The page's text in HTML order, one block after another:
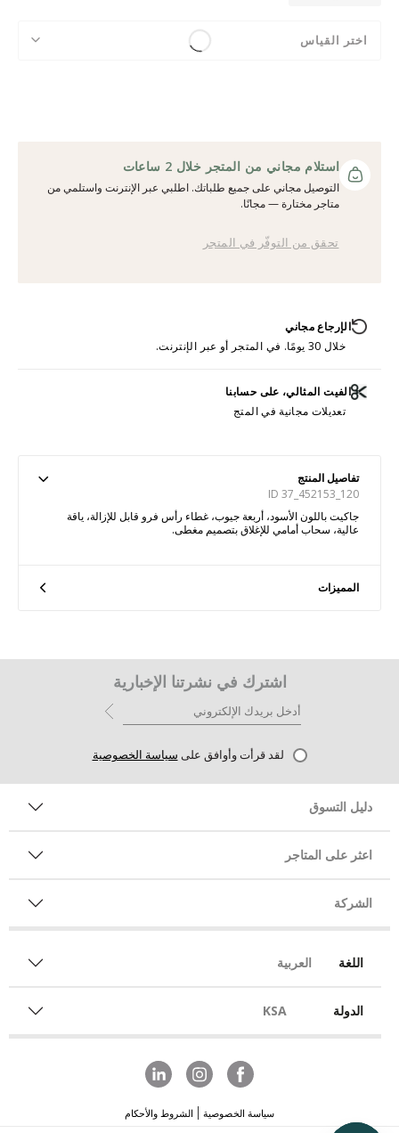
اختر القياس
استلام مجاني من المتجر خلال 2 ساعات
التوصيل مجاني على جميع طلباتك. اطلبي عبر الإنترنت واستلمي من
متاجر مختارة — مجانًا.
تحقق من التوفّر في المتجر
الإرجاع مجاني
خلال 30 يومًا. في المتجر أو عبر الإنترنت.
الفيت المثالي، على حسابنا
تعديلات مجانية في المتج
تفاصيل المنتج
ID 37_452153_120
جاكيت باللون الأسود، أربعة جيوب، غطاء رأس فرو قابل للإزالة، ياقة
عالية، سحاب أمامي للإغلاق بتصميم مغطى.
المميزات
اشترك في نشرتنا الإخبارية
لقد قرأت وأوافق على سياسة الخصوصية
دليل التسوق
اعثر على المتاجر
الشركة
اللغة العربية
الدولة KSA
سياسة الخصوصية الشروط والأحكام